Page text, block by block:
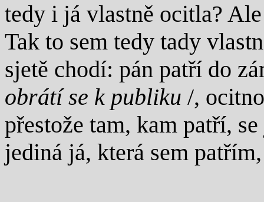
tedy i já vlastně ocitla?
Tak to sem tedy tady
sjetě chodí: pán patří do
obrátí se k publiku /,
přestože tam, kam patří,
jediná já, která sem